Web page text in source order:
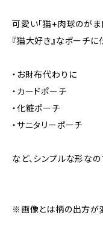
可愛い「猫+肉球のがま
『猫大好き』なポーチに
・お財布代わりに
・カードポーチ
・化粧ポーチ
・サニタリーポーチ
など、シンプルな形な
※画像とは柄の出方が